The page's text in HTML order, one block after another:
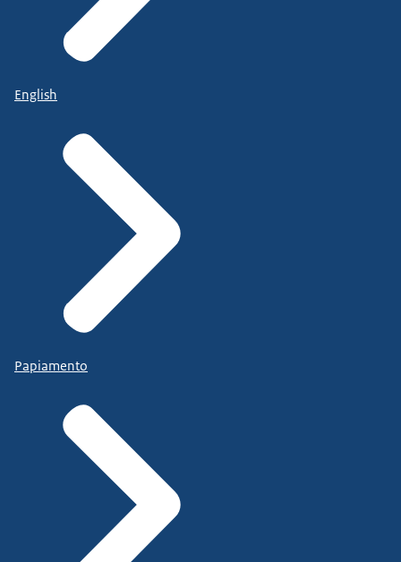
English
Papiamento